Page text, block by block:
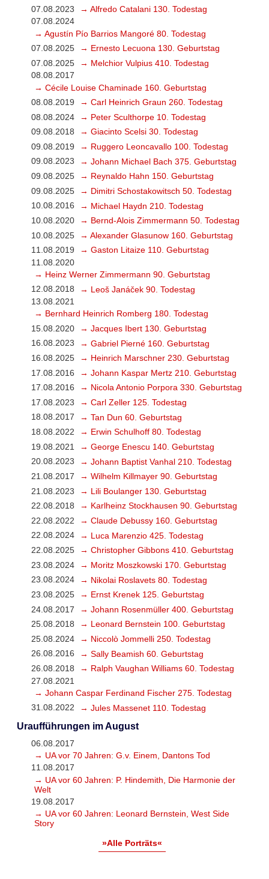
07.08.2023
→ Alfredo Catalani 130. Todestag
07.08.2024
→ Agustín Pío Barrios Mangoré 80. Todestag
07.08.2025
→ Ernesto Lecuona 130. Geburtstag
07.08.2025
→ Melchior Vulpius 410. Todestag
08.08.2017
→ Cécile Louise Chaminade 160. Geburtstag
08.08.2019
→ Carl Heinrich Graun 260. Todestag
08.08.2024
→ Peter Sculthorpe 10. Todestag
09.08.2018
→ Giacinto Scelsi 30. Todestag
09.08.2019
→ Ruggero Leoncavallo 100. Todestag
09.08.2023
→ Johann Michael Bach 375. Geburtstag
09.08.2025
→ Reynaldo Hahn 150. Geburtstag
09.08.2025
→ Dimitri Schostakowitsch 50. Todestag
10.08.2016
→ Michael Haydn 210. Todestag
10.08.2020
→ Bernd-Alois Zimmermann 50. Todestag
10.08.2025
→ Alexander Glasunow 160. Geburtstag
11.08.2019
→ Gaston Litaize 110. Geburtstag
11.08.2020
→ Heinz Werner Zimmermann 90. Geburtstag
12.08.2018
→ Leoš Janáček 90. Todestag
13.08.2021
→ Bernhard Heinrich Romberg 180. Todestag
15.08.2020
→ Jacques Ibert 130. Geburtstag
16.08.2023
→ Gabriel Pierné 160. Geburtstag
16.08.2025
→ Heinrich Marschner 230. Geburtstag
17.08.2016
→ Johann Kaspar Mertz 210. Geburtstag
17.08.2016
→ Nicola Antonio Porpora 330. Geburtstag
17.08.2023
→ Carl Zeller 125. Todestag
18.08.2017
→ Tan Dun 60. Geburtstag
18.08.2022
→ Erwin Schulhoff 80. Todestag
19.08.2021
→ George Enescu 140. Geburtstag
20.08.2023
→ Johann Baptist Vanhal 210. Todestag
21.08.2017
→ Wilhelm Killmayer 90. Geburtstag
21.08.2023
→ Lili Boulanger 130. Geburtstag
22.08.2018
→ Karlheinz Stockhausen 90. Geburtstag
22.08.2022
→ Claude Debussy 160. Geburtstag
22.08.2024
→ Luca Marenzio 425. Todestag
22.08.2025
→ Christopher Gibbons 410. Geburtstag
23.08.2024
→ Moritz Moszkowski 170. Geburtstag
23.08.2024
→ Nikolai Roslavets 80. Todestag
23.08.2025
→ Ernst Krenek 125. Geburtstag
24.08.2017
→ Johann Rosenmüller 400. Geburtstag
25.08.2018
→ Leonard Bernstein 100. Geburtstag
25.08.2024
→ Niccolò Jommelli 250. Todestag
26.08.2016
→ Sally Beamish 60. Geburtstag
26.08.2018
→ Ralph Vaughan Williams 60. Todestag
27.08.2021
→ Johann Caspar Ferdinand Fischer 275. Todestag
31.08.2022
→ Jules Massenet 110. Todestag
Uraufführungen im August
06.08.2017
→ UA vor 70 Jahren: G.v. Einem, Dantons Tod
11.08.2017
→ UA vor 60 Jahren: P. Hindemith, Die Harmonie der
Welt
19.08.2017
→ UA vor 60 Jahren: Leonard Bernstein, West Side
Story
»Alle Porträts«